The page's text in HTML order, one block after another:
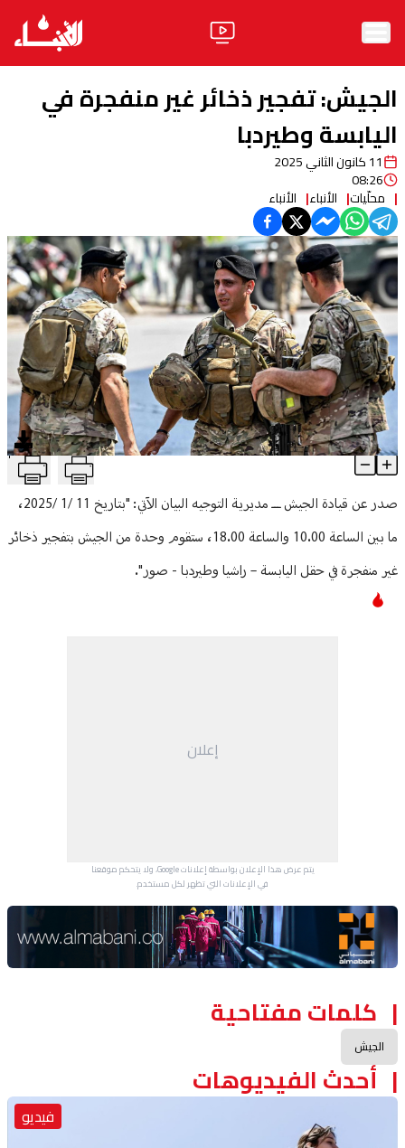
الرئيسية
الأخبار
ثقافة ومجتمع
منوعات
آراء
فيديو
مواقف
وليد جنبلاطالحزب
ابحث
الجيش: تفجير ذخائر غير منفجرة في
اليابسة وطيردبا
11 كانون الثاني 2025
08:26
محلّيات الأنباء الأنباء
الجيش: تفجير ذخائر غير منفجرة في اليابسة وطيردبا T
Article Content
صدر عن قيادة الجيش ـــ مديرية التوجيه البيان الآتي: "بتاريخ 11 /1 /2025،
ما بين الساعة 10.00 والساعة 18.00، ستقوم وحدة من الجيش بتفجير ذخائر
غير منفجرة في حقل اليابسة – راشيا وطيردبا - صور".
إعلان
يتم عرض هذا الإعلان بواسطة إعلانات Google، ولا يتحكم موقعنا
في الإعلانات التي تظهر لكل مستخدم.
Advertisement Section
كلمات مفتاحية
الجيش
أحدث الفيديوهات
فيديو